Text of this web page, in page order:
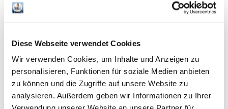
Diese Webseite verwendet Cookies
Wir verwenden Cookies, um Inhalte und Anzeigen zu
personalisieren, Funktionen für soziale Medien anbieten
zu können und die Zugriffe auf unsere Website zu
analysieren. Außerdem geben wir Informationen zu Ihrer